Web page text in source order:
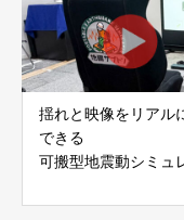
会社
揺れと映像をリアル
できる
可搬型地震動シミュ
白山工業株式会社